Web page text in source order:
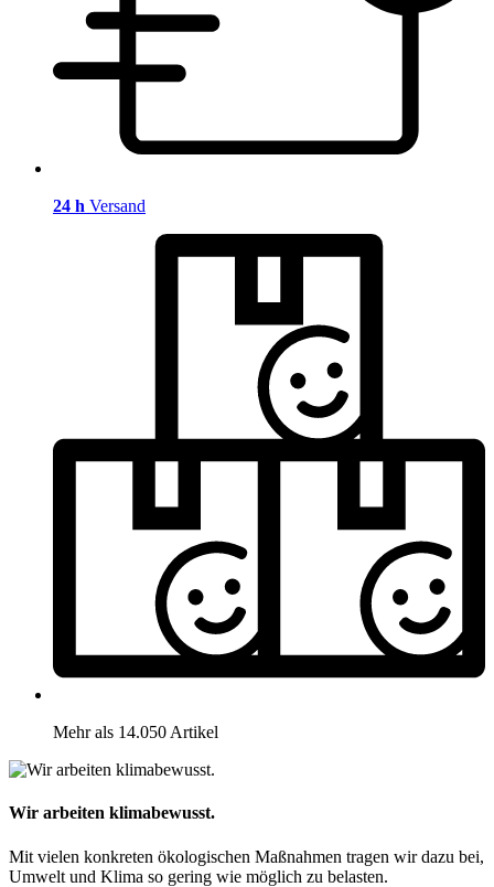
24 h Versand
Mehr als 14.050 Artikel
Wir arbeiten klimabewusst.
Mit vielen konkreten ökologischen Maßnahmen tragen wir dazu bei,
Umwelt und Klima so gering wie möglich zu belasten.